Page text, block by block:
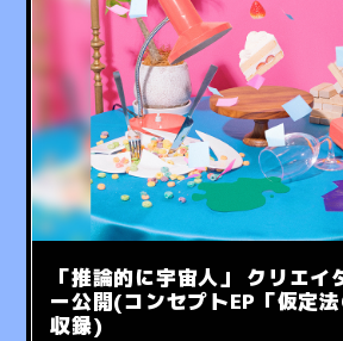
「推論的に宇宙人」 クリエイ
ー公開(コンセプトEP「仮定法
収録)